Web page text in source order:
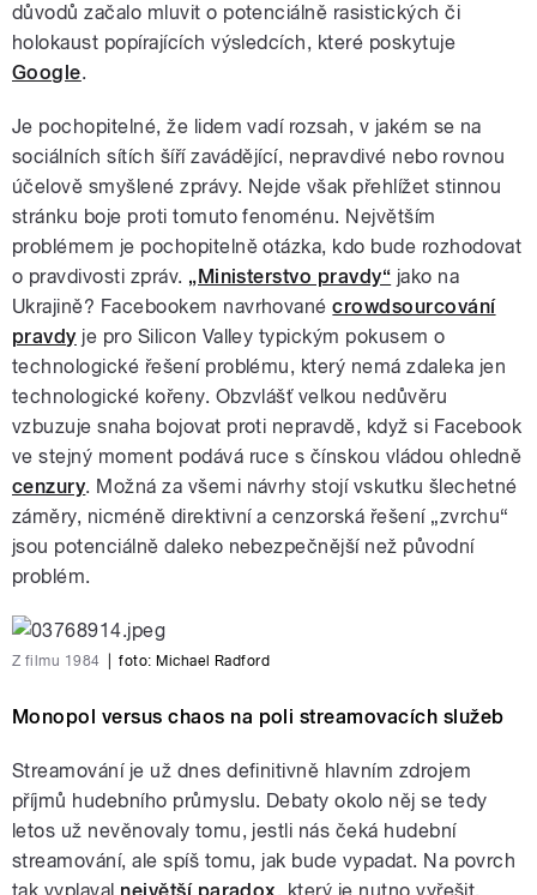
důvodů začalo mluvit o potenciálně rasistických či
holokaust popírajících výsledcích, které poskytuje
Google.
Je pochopitelné, že lidem vadí rozsah, v jakém se na
sociálních sítích šíří zavádějící, nepravdivé nebo rovnou
účelově smyšlené zprávy. Nejde však přehlížet stinnou
stránku boje proti tomuto fenoménu. Největším
problémem je pochopitelně otázka, kdo bude rozhodovat
o pravdivosti zpráv. „Ministerstvo pravdy“ jako na
Ukrajině? Facebookem navrhovanécrowdsourcování
pravdy je pro Silicon Valley typickým pokusem o
technologické řešení problému, který nemá zdaleka jen
technologické kořeny. Obzvlášť velkou nedůvěru
vzbuzuje snaha bojovat proti nepravdě, když si Facebook
ve stejný moment podává ruce s čínskou vládou ohledně
cenzury. Možná za všemi návrhy stojí vskutku šlechetné
záměry, nicméně direktivní a cenzorská řešení „zvrchu“
jsou potenciálně daleko nebezpečnější než původní
problém.
Z filmu 1984 foto: Michael Radford
Monopol versus chaos na poli streamovacích služeb
Streamování je už dnes definitivně hlavním zdrojem
příjmů hudebního průmyslu. Debaty okolo něj se tedy
letos už nevěnovaly tomu, jestli nás čeká hudební
streamování, ale spíš tomu, jak bude vypadat. Na povrch